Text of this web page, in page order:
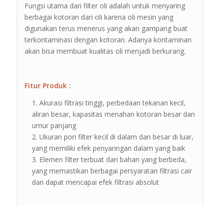
Fungsi utama dari filter oli adalah untuk menyaring
berbagai kotoran dari oli karena oli mesin yang
digunakan terus menerus yang akan gampang buat
terkontaminasi dengan kotoran. Adanya kontaminan
akan bisa membuat kualitas oli menjadi berkurang.
Fitur Produk :
Akurasi filtrasi tinggi, perbedaan tekanan kecil,
aliran besar, kapasitas menahan kotoran besar dan
umur panjang
Ukuran pori filter kecil di dalam dan besar di luar,
yang memiliki efek penyaringan dalam yang baik
Elemen filter terbuat dari bahan yang berbeda,
yang memastikan berbagai persyaratan filtrasi cair
dan dapat mencapai efek filtrasi absolut